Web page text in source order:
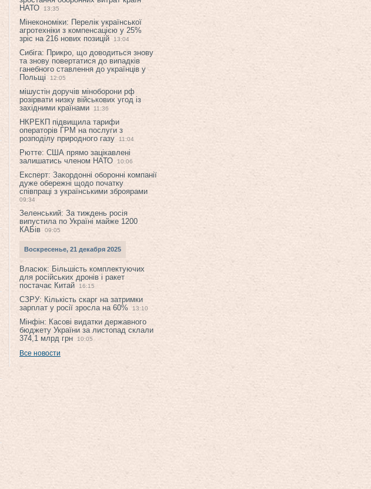
НАТО
13:35
Мінекономіки: Перелік української
агротехніки з компенсацією у 25%
зріс на 216 нових позицій
13:04
Сибіга: Прикро, що доводиться знову
та знову повертатися до випадків
ганебного ставлення до українців у
Польщі
12:05
мішустін доручів міноборони рф
розірвати низку військових угод із
західними країнами
11:36
НКРЕКП підвищила тарифи
операторів ГРМ на послуги з
розподілу природного газу
11:04
Рютте: США прямо зацікавлені
залишатись членом НАТО
10:06
Експерт: Закордонні оборонні компанії
дуже обережні щодо початку
співпраці з українськими зброярами
09:34
Зеленський: За тиждень росія
випустила по Україні майже 1200
КАБів
09:05
Воскресенье, 21 декабря 2025
Власюк: Більшість комплектуючих
для російських дронів і ракет
постачає Китай
16:15
СЗРУ: Кількість скарг на затримки
зарплат у росії зросла на 60%
13:10
Мінфін: Касові видатки державного
бюджету України за листопад склали
374,1 млрд грн
10:05
Все новости